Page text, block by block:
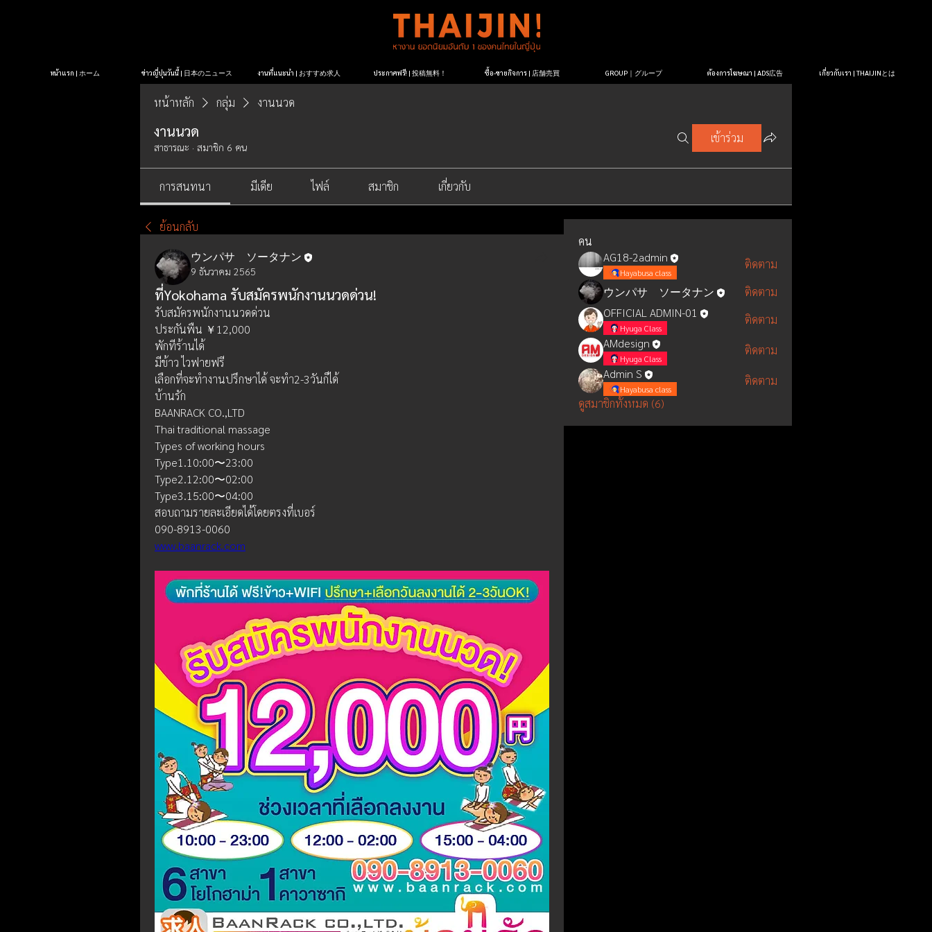
หน้าแรก | ホーム ข่าวญี่ปุ่นวันนี้ | 日本のニュース งานที่แนะนำ | おすすめ求人 ประกาศฟรี! | 投稿無料！ ซื้อ-ขายกิจการ | 店舗売買 GROUP｜グループ ต้องการโฆษณา | ADS広告 เกี่ยวกับเรา | THAIJINとは
หน้าหลัก กลุ่ม งานนวด
งานนวด
สาธารณะ · สมาชิก 6 คน
เข้าร่วม
การสนทนา มีเดีย ไฟล์ สมาชิก เกี่ยวกับ
ย้อนกลับ
ウンパサ ソータナン
9 ธันวาคม 2565
ที่Yokohama รับสมัครพนักงานนวดด่วน!
รับสมัครพนักงานนวดด่วน
ประกันพืน ￥12,000
พักทีร้านได้
มีข้าว ไวฟายฟรี
เลือกที่จะทำงานปรึกษาได้ จะทำ2-3วันก็ได้
บ้านรัก
BAANRACK CO.,LTD
Thai traditional massage
Types of working hours
Type1.10:00〜23:00
Type2.12:00〜02:00
Type3.15:00〜04:00
สอบถามรายละเอียดได้โดยตรงที่เบอร์
090-8913-0060
www.baanrack.com
คน
AG18-2admin
Hayabusa class
ติดตาม
ウンパサ ソータナン
ติดตาม
OFFICIAL ADMIN-01
Hyuga Class
ติดตาม
AMdesign
Hyuga Class
ติดตาม
Admin S
Hayabusa class
ติดตาม
ดูสมาชิกทั้งหมด (6)